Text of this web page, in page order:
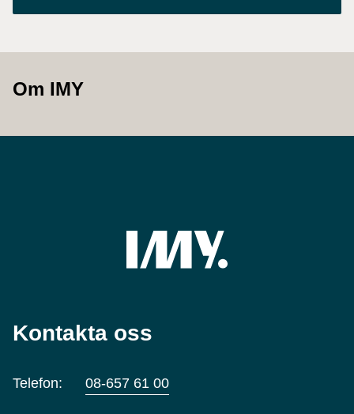
Om IMY
Kontakta oss
Telefon: 08-657 61 00